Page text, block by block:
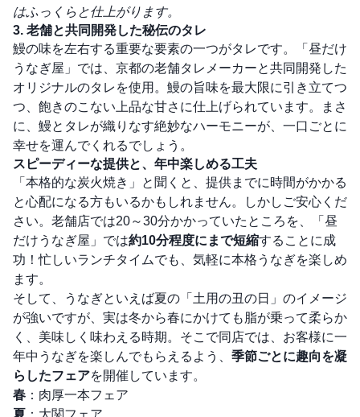
はふっくらと仕上がります。
3. 老舗と共同開発した秘伝のタレ
鰻の味を左右する重要な要素の一つがタレです。「昼だけ
うなぎ屋」では、京都の老舗タレメーカーと共同開発した
オリジナルのタレを使用。鰻の旨味を最大限に引き立てつ
つ、飽きのこない上品な甘さに仕上げられています。まさ
に、鰻とタレが織りなす絶妙なハーモニーが、一口ごとに
幸せを運んでくれるでしょう。
スピーディーな提供と、年中楽しめる工夫
「本格的な炭火焼き」と聞くと、提供までに時間がかかる
と心配になる方もいるかもしれません。しかしご安心くだ
さい。老舗店では20～30分かかっていたところを、「昼
だけうなぎ屋」では約10分程度にまで短縮することに成
功！忙しいランチタイムでも、気軽に本格うなぎを楽しめ
ます。
そして、うなぎといえば夏の「土用の丑の日」のイメージ
が強いですが、実は冬から春にかけても脂が乗って柔らか
く、美味しく味わえる時期。そこで同店では、お客様に一
年中うなぎを楽しんでもらえるよう、 季節ごとに趣向を凝
らしたフェアを開催しています。
春 ：肉厚一本フェア
夏 ：大関フェア